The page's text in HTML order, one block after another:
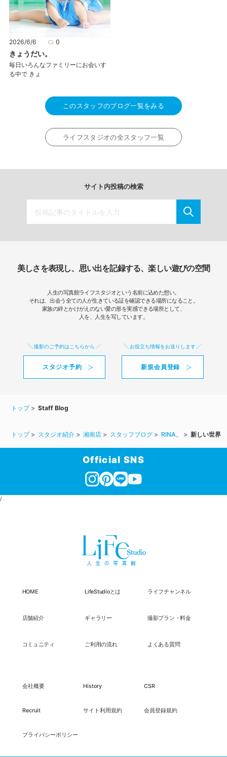
2026/6/6 0
きょうだい。
毎日いろんなファミリーにお会いす
る中で きょ
このスタッフのブログ一覧をみる
ライフスタジオの全スタッフ一覧
サイト内投稿の検索
美しさを表現し、思い出を記録する、楽しい遊びの空間
人生の写真館ライフスタジオという名前に込めた想い。
それは、出会う全ての人が生きている証を確認できる場所になること。
家族の絆とかけがえのない愛の形を実感できる場所として、
人を、人生を写しています。
撮影のご予約はこちらから
スタジオ予約
お役立ち情報をお送りします
新規会員登録
トップ Staff Blog
トップ スタジオ紹介 湘南店 スタッフブログ RINA。 新しい世界
Official SNS
/
HOME LifeStudioとは ライフチャンネル
店舗紹介 ギャラリー 撮影プラン・料金
コミュニティ ご利用の流れ よくある質問
会社概要 History CSR
Recruit サイト利用規約 会員登録規約
プライバシーポリシー